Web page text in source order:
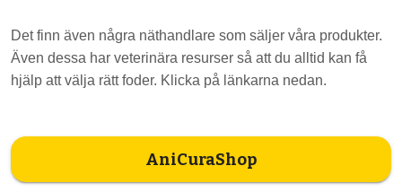
Det finn även några näthandlare som säljer våra produkter.
Även dessa har veterinära resurser så att du alltid kan få
hjälp att välja rätt foder. Klicka på länkarna nedan.
AniCuraShop